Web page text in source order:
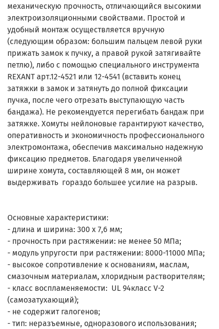
механическую прочность, отличающийся высокими
электроизоляционными свойствами. Простой и
удобный монтаж осуществляется вручную
(следующим образом: большим пальцем левой руки
прижать замок к пучку, а правой рукой затягивайте
петлю), либо с помощью специального инструмента
REXANT арт.12-4521 или 12-4541 (вставить конец
затяжки в замок и затянуть до полной фиксации
пучка, после чего отрезать выступающую часть
бандажа). Не рекомендуется перегибать бандаж при
затяжке. Хомуты нейлоновые гарантируют качество,
оперативность и экономичность профессионального
электромонтажа, обеспечив максимально надежную
фиксацию предметов. Благодаря увеличенной
ширине хомута, составляющей 8 мм, он может
выдерживать гораздо большее усилие на разрыв.
Основные характеристики:
- длина и ширина: 300 х 7,6 мм;
- прочность при растяжении: не менее 50 МПа;
- модуль упругости при растяжении: 8000-11000 МПа;
- высокое сопротивление к основаниям, маслам,
смазочным материалам, хлоридным растворителям;
- класс воспламеняемости: UL 94класс V-2
(самозатухающий);
- не содержит галогенов;
- тип: неразъемные, одноразового использования;